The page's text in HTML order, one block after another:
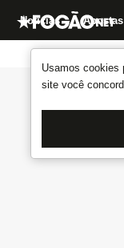
Usamos cookies
site você
Notícias Apostas